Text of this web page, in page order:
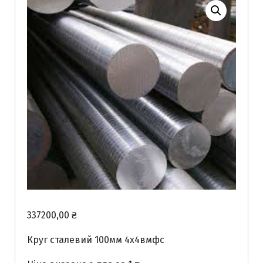
337200,00 ₴
Круг сталевий 100мм 4х4вмфс